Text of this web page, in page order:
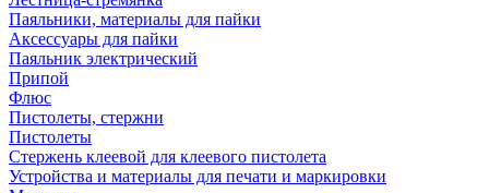
Паяльники, материалы для пайки
Аксессуары для пайки
Паяльник электрический
Припой
Флюс
Пистолеты, стержни
Пистолеты
Стержень клеевой для клеевого пистолета
Устройства и материалы для печати и маркировки